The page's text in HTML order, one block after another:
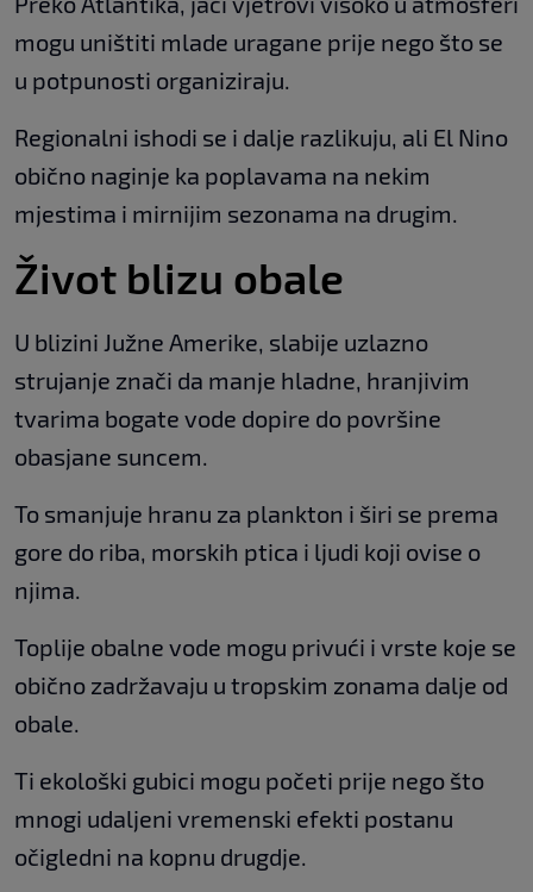
mogu uništiti mlade uragane prije nego što se
u potpunosti organiziraju.
Regionalni ishodi se i dalje razlikuju, ali El Nino
obično naginje ka poplavama na nekim
mjestima i mirnijim sezonama na drugim.
Život blizu obale
U blizini Južne Amerike, slabije uzlazno
strujanje znači da manje hladne, hranjivim
tvarima bogate vode dopire do površine
obasjane suncem.
To smanjuje hranu za plankton i širi se prema
gore do riba, morskih ptica i ljudi koji ovise o
njima.
Toplije obalne vode mogu privući i vrste koje se
obično zadržavaju u tropskim zonama dalje od
obale.
Ti ekološki gubici mogu početi prije nego što
mnogi udaljeni vremenski efekti postanu
očigledni na kopnu drugdje.